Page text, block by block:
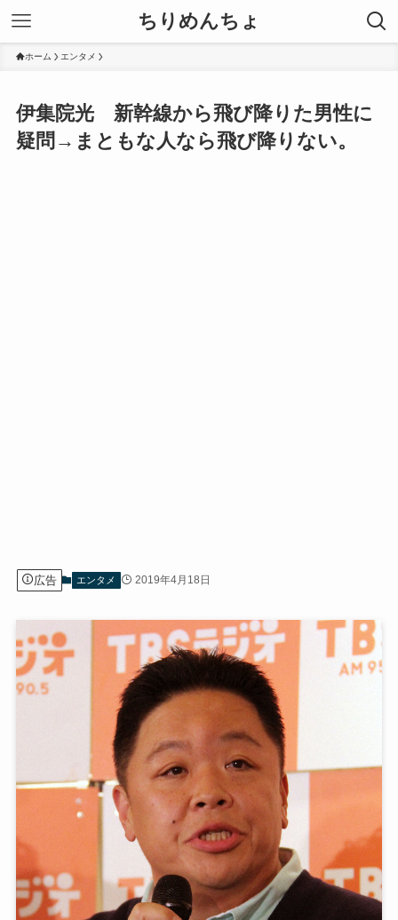
ちりめんちょ
ホーム エンタメ
伊集院光 新幹線から飛び降りた男性に
疑問→まともな人なら飛び降りない。
広告 エンタメ 2019年4月18日